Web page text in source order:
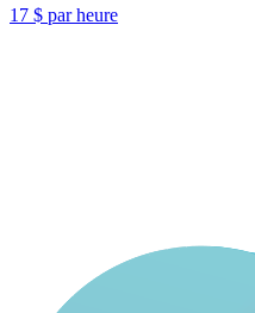
17 $ par heure